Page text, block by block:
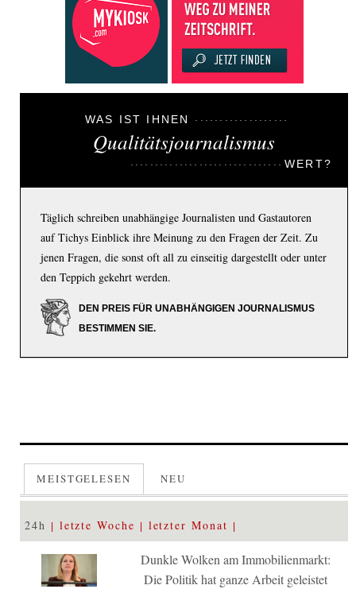
WAS IST IHNEN
Qualitätsjournalismus
WERT?
Täglich schreiben unabhängige Journalisten und Gastautoren
auf Tichys Einblick ihre Meinung zu den Fragen der Zeit. Zu
jenen Fragen, die sonst oft all zu einseitig dargestellt oder unter
den Teppich gekehrt werden.
DEN PREIS FÜR UNABHÄNGIGEN JOURNALISMUS
BESTIMMEN SIE.
MEISTGELESEN NEU
24h letzte Woche letzter Monat
Dunkle Wolken am Immobilienmarkt:
Die Politik hat ganze Arbeit geleistet